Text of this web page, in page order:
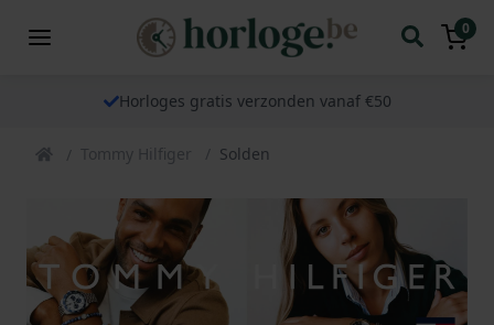
0
Horloges gratis verzonden vanaf €50
Tommy Hilfiger Solden